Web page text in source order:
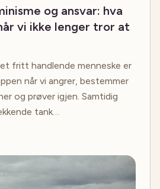
og ansvar: hva
vi ikke lenger tror at
fritt handlende menneske er
når vi angrer, bestemmer
og prøver igjen. Samtidig
tank…